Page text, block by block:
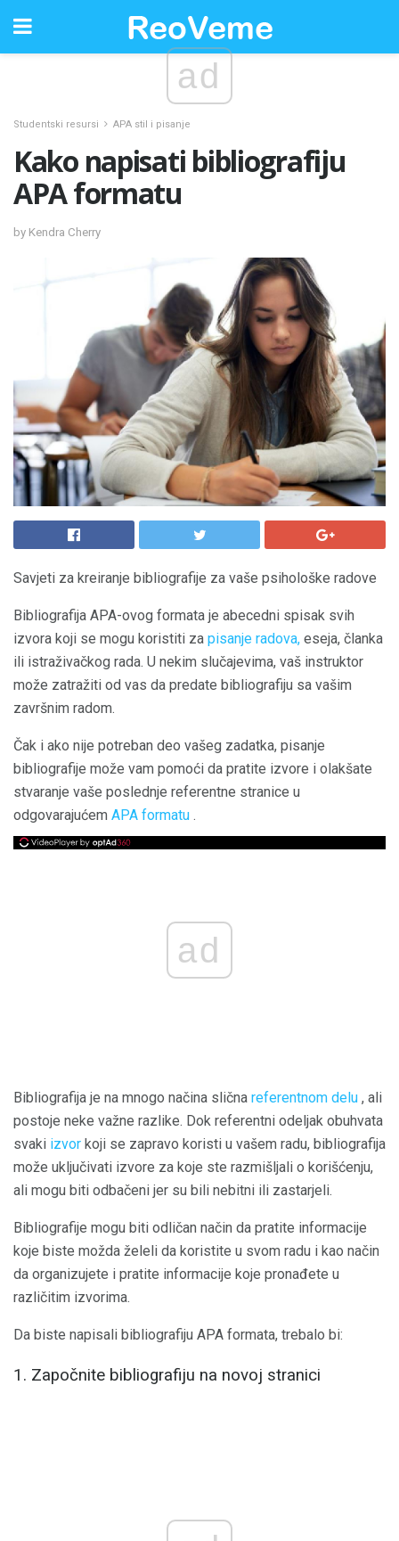
ad
Studentski resursi APA stil i pisanje
Kako napisati bibliografiju
APA formatu
by Kendra Cherry
Savjeti za kreiranje bibliografije za vaše psihološke radove
Bibliografija APA-ovog formata je abecedni spisak svih
izvora koji se mogu koristiti za pisanje radova, eseja, članka
ili istraživačkog rada. U nekim slučajevima, vaš instruktor
može zatražiti od vas da predate bibliografiju sa vašim
završnim radom.
Čak i ako nije potreban deo vašeg zadatka, pisanje
bibliografije može vam pomoći da pratite izvore i olakšate
stvaranje vaše poslednje referentne stranice u
odgovarajućem APA formatu .
ad
Bibliografija je na mnogo načina slična referentnom delu , ali
postoje neke važne razlike. Dok referentni odeljak obuhvata
svaki izvor koji se zapravo koristi u vašem radu, bibliografija
može uključivati ​​izvore za koje ste razmišljali o korišćenju,
ali mogu biti odbačeni jer su bili nebitni ili zastarjeli.
Bibliografije mogu biti odličan način da pratite informacije
koje biste možda želeli da koristite u svom radu i kao način
da organizujete i pratite informacije koje pronađete u
različitim izvorima.
Da biste napisali bibliografiju APA formata, trebalo bi:
1. Započnite bibliografiju na novoj stranici